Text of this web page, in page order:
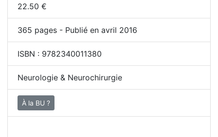
22.50 €
365 pages - Publié en avril 2016
ISBN : 9782340011380
Neurologie & Neurochirurgie
À la BU ?